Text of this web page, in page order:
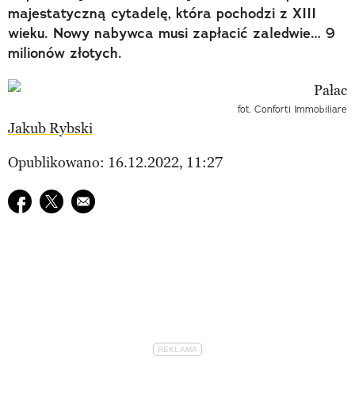
majestatyczną cytadelę, która pochodzi z XIII
wieku. Nowy nabywca musi zapłacić zaledwie… 9
milionów złotych.
fot. Conforti Immobiliare
Jakub Rybski
Opublikowano: 16.12.2022, 11:27
Udostępnij na facebook
Udostępnij na twitter
E-mail do przyjaciela